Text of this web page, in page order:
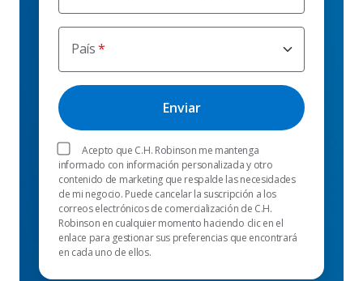
País
Acepto que C.H. Robinson me mantenga
informado con información personalizada y otro
contenido de marketing que respalde las necesidades
de mi negocio. Puede cancelar la suscripción a los
correos electrónicos de comercialización de C.H.
Robinson en cualquier momento haciendo clic en el
enlace para gestionar sus preferencias que encontrará
en cada uno de ellos.